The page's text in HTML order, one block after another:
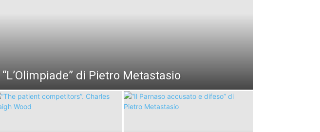
“L’Olimpiade” di Pietro Metastasio